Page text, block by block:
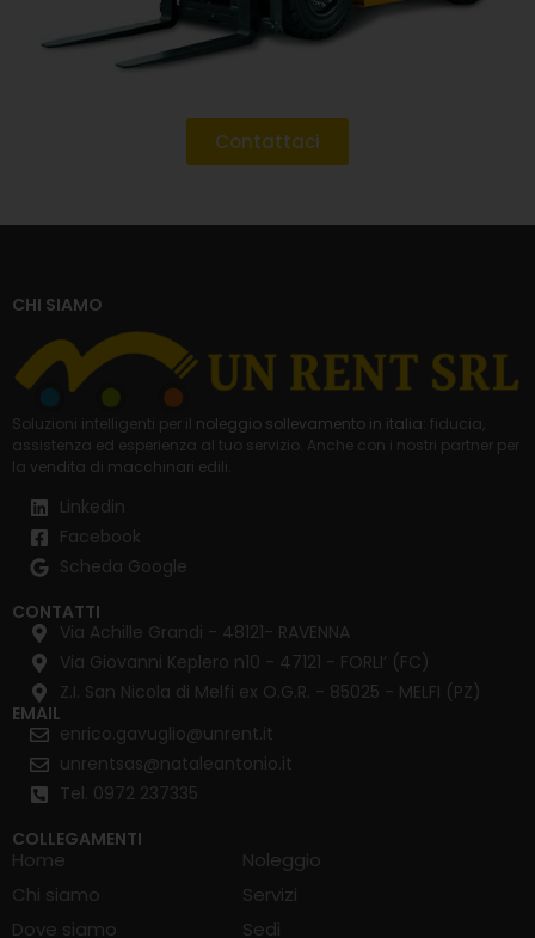
Contattaci
CHI SIAMO
Soluzioni intelligenti per il noleggio sollevamento in italia : fiducia,
assistenza ed esperienza al tuo servizio. Anche con i nostri partner per
la vendita di macchinari edili
Linkedin
Facebook
Scheda Google
CONTATTI
Via Achille Grandi - 48121- RAVENNA
Via Giovanni Keplero n10 - 47121 - FORLI’ (FC)
Z.I. San Nicola di Melfi ex O.G.R. - 85025 - MELFI (PZ)
EMAIL
enrico.gavuglio@unrent.it
unrentsas@nataleantonio.it
Tel. 0972 237335
COLLEGAMENTI
Home
Chi siamo
Dove siamo
Noleggio
Servizi
Sedi